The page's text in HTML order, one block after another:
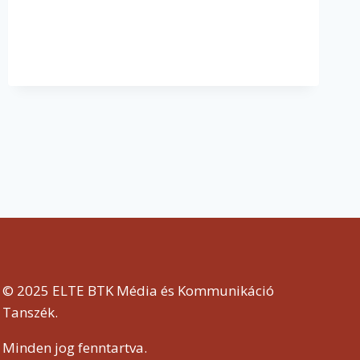
© 2025 ELTE BTK Média és Kommunikáció
Tanszék.
Minden jog fenntartva.